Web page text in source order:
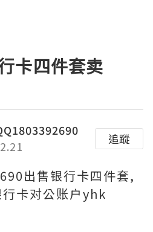
卡四件套卖
追蹤
出售银行卡四件套,
卡对公账户yhk